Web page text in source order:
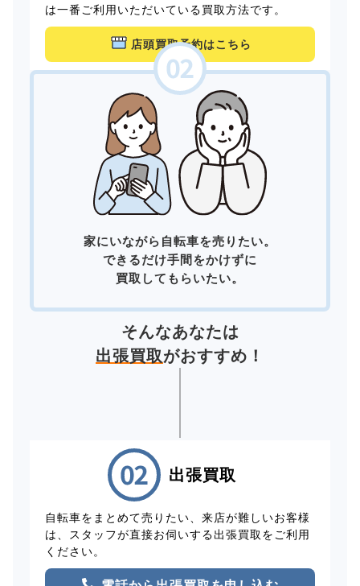
は一番ご利用いただいている買取方法です。
店頭買取予約はこちら
家にいながら自転車を売りたい。
できるだけ手間をかけずに
買取してもらいたい。
そんなあなたは
出張買取がおすすめ！
出張買取
自転車をまとめて売りたい、来店が難しいお客様
は、スタッフが直接お伺いする出張買取をご利用
ください。